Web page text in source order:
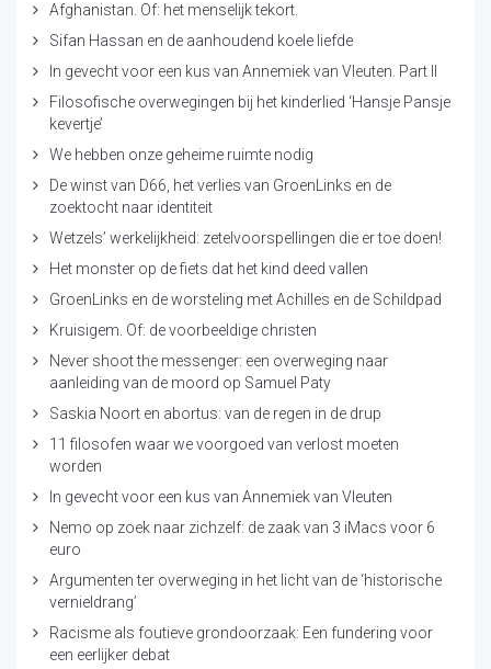
Afghanistan. Of: het menselijk tekort.
Sifan Hassan en de aanhoudend koele liefde
In gevecht voor een kus van Annemiek van Vleuten. Part II
Filosofische overwegingen bij het kinderlied ‘Hansje Pansje
kevertje’
We hebben onze geheime ruimte nodig
De winst van D66, het verlies van GroenLinks en de
zoektocht naar identiteit
Wetzels’ werkelijkheid: zetelvoorspellingen die er toe doen!
Het monster op de fiets dat het kind deed vallen
GroenLinks en de worsteling met Achilles en de Schildpad
Kruisigem. Of: de voorbeeldige christen
Never shoot the messenger: een overweging naar
aanleiding van de moord op Samuel Paty
Saskia Noort en abortus: van de regen in de drup
11 filosofen waar we voorgoed van verlost moeten
worden
In gevecht voor een kus van Annemiek van Vleuten
Nemo op zoek naar zichzelf: de zaak van 3 iMacs voor 6
euro
Argumenten ter overweging in het licht van de ‘historische
vernieldrang’
Racisme als foutieve grondoorzaak: Een fundering voor
een eerlijker debat